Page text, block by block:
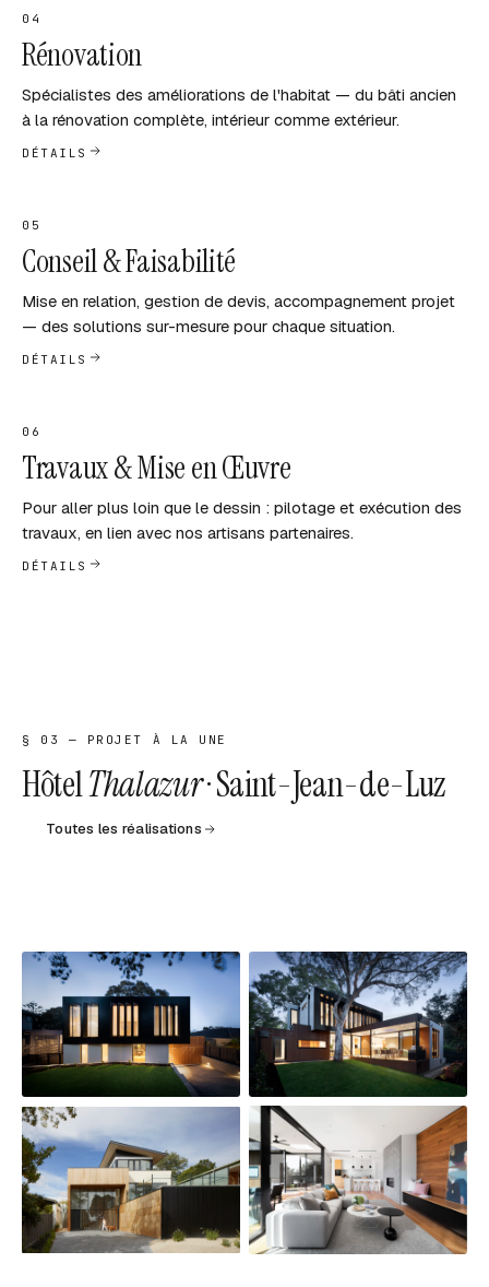
04
Rénovation
Spécialistes des améliorations de l'habitat — du bâti ancien
à la rénovation complète, intérieur comme extérieur.
DÉTAILS
05
Conseil & Faisabilité
Mise en relation, gestion de devis, accompagnement projet
— des solutions sur-mesure pour chaque situation.
DÉTAILS
06
Travaux & Mise en Œuvre
Pour aller plus loin que le dessin : pilotage et exécution des
travaux, en lien avec nos artisans partenaires.
DÉTAILS
§ 03 — PROJET À LA UNE
HôtelThalazur· Saint-Jean-de-Luz
Toutes les réalisations